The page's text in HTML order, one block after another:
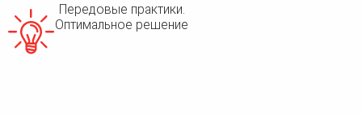
Передовые практики.
Оптимальное решение